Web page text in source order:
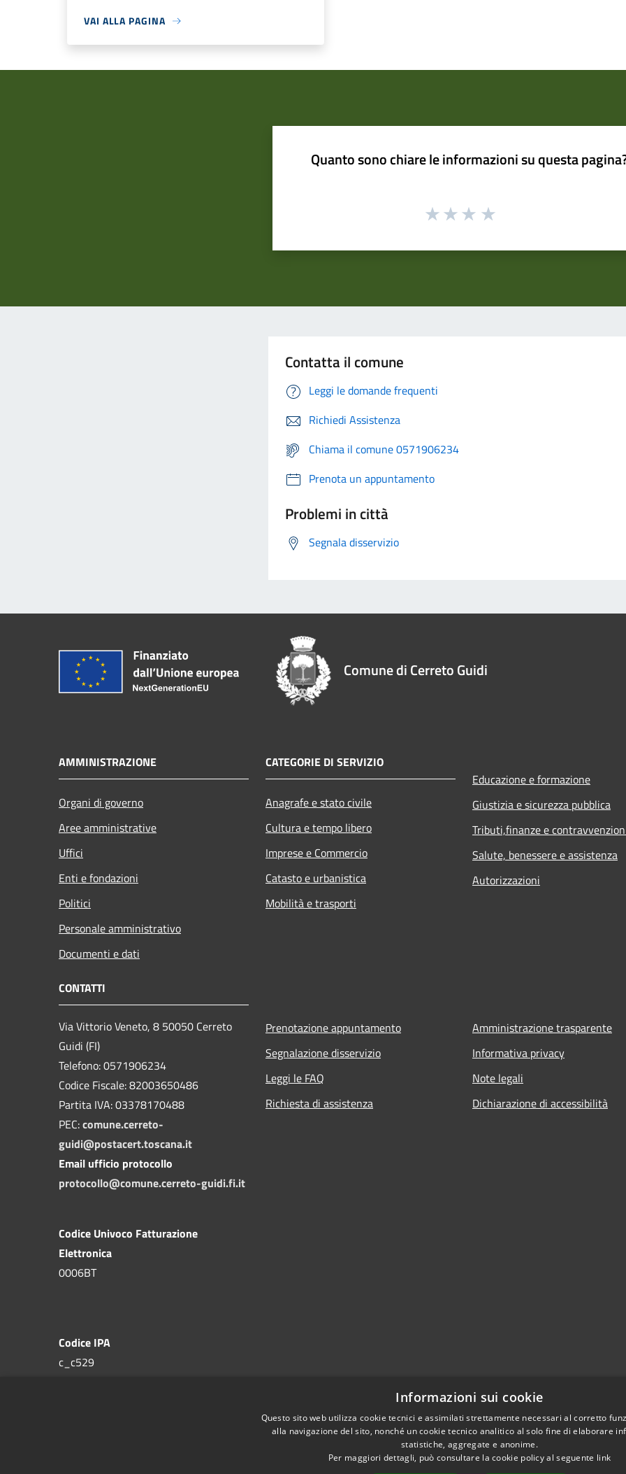
VAI ALLA PAGINA
Quanto sono chiare le informazioni su questa
Contatta il comune
Leggi le domande frequenti
Richiedi Assistenza
Chiama il comune 0571906234
Prenota un appuntamento
Problemi in città
Segnala disservizio
Comune di Cerreto Guidi
AMMINISTRAZIONE
Organi di governo
Aree amministrative
Uffici
Enti e fondazioni
Politici
Personale amministrativo
Documenti e dati
CATEGORIE DI SERVIZIO
Anagrafe e stato civile
Cultura e tempo libero
Imprese e Commercio
Catasto e urbanistica
Mobilità e trasporti
Educazione e formazione
Giustizia e sicurezza pubblica
Tributi,finanze e
Salute, benessere e assistenza
Autorizzazioni
CONTATTI
Via Vittorio Veneto, 8 50050 Cerreto
Guidi (FI)
Telefono: 0571906234
Codice Fiscale: 82003650486
Partita IVA: 03378170488
PEC:comune.cerreto-
guidi@postacert.toscana.it
Email ufficio protocollo
protocollo@comune.cerreto-guidi.fi.it
Codice Univoco Fatturazione
Elettronica
0006BT
Codice IPA
c_c529
Prenotazione appuntamento
Segnalazione disservizio
Leggi le FAQ
Richiesta di assistenza
Amministrazione trasparente
Informativa privacy
Note legali
Dichiarazione di accessibilità
Informazioni sui cookie
Questo sito web utilizza cookie tecnici e assimilati strettamente necessari al corretto
alla navigazione del sito, nonché un cookie tecnico analitico al solo fine di elaborare
statistiche, aggregate e anonime.
Per maggiori dettagli, può consultare la cookie policy al seguente link